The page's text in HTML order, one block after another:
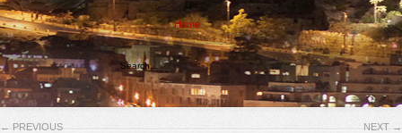
Home
← PREVIOUS NEXT →